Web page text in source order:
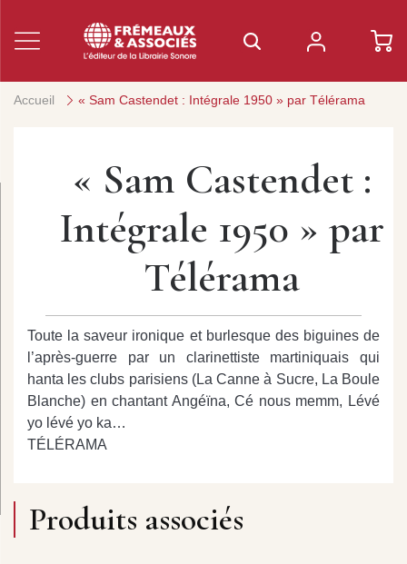
Accueil « Sam Castendet : Intégrale 1950 » par Télérama
« Sam Castendet :
Intégrale 1950 » par
Télérama
Toute la saveur ironique et burlesque des biguines de
l’après-guerre par un clarinettiste martiniquais qui
hanta les clubs parisiens (La Canne à Sucre, La Boule
Blanche) en chantant Angéïna, Cé nous memm, Lévé
yo lévé yo ka…
TÉLÉRAMA
Produits associés